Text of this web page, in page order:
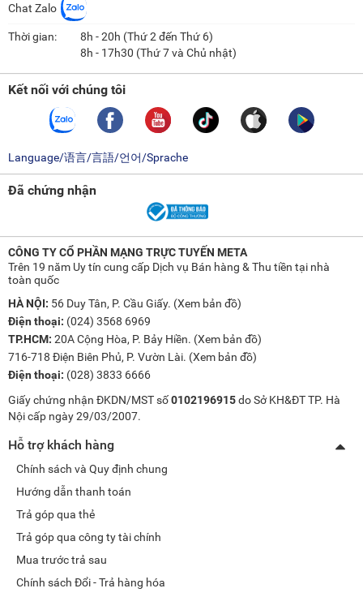
Chat Zalo
Thời gian:
8h - 20h (Thứ 2 đến Thứ 6)
8h - 17h30 (Thứ 7 và Chủ nhật)
Kết nối với chúng tôi
Language/语言/言語/언어/Sprache
Đã chứng nhận
CÔNG TY CỔ PHẦN MẠNG TRỰC TUYẾN META
Trên 19 năm Uy tín cung cấp Dịch vụ Bán hàng & Thu tiền tại nhà
toàn quốc
HÀ NỘI: 56 Duy Tân, P. Cầu Giấy. (Xem bản đồ)
Điện thoại: (024) 3568 6969
TP.HCM: 20A Cộng Hòa, P. Bảy Hiền. (Xem bản đồ)
716-718 Điện Biên Phủ, P. Vườn Lài. (Xem bản đồ)
Điện thoại: (028) 3833 6666
Giấy chứng nhận ĐKDN/MST số0102196915do Sở KH&ĐT TP. Hà
Nội cấp ngày 29/03/2007.
Hỗ trợ khách hàng
Chính sách và Quy định chung
Hướng dẫn thanh toán
Trả góp qua thẻ
Trả góp qua công ty tài chính
Mua trước trả sau
Chính sách Đổi - Trả hàng hóa